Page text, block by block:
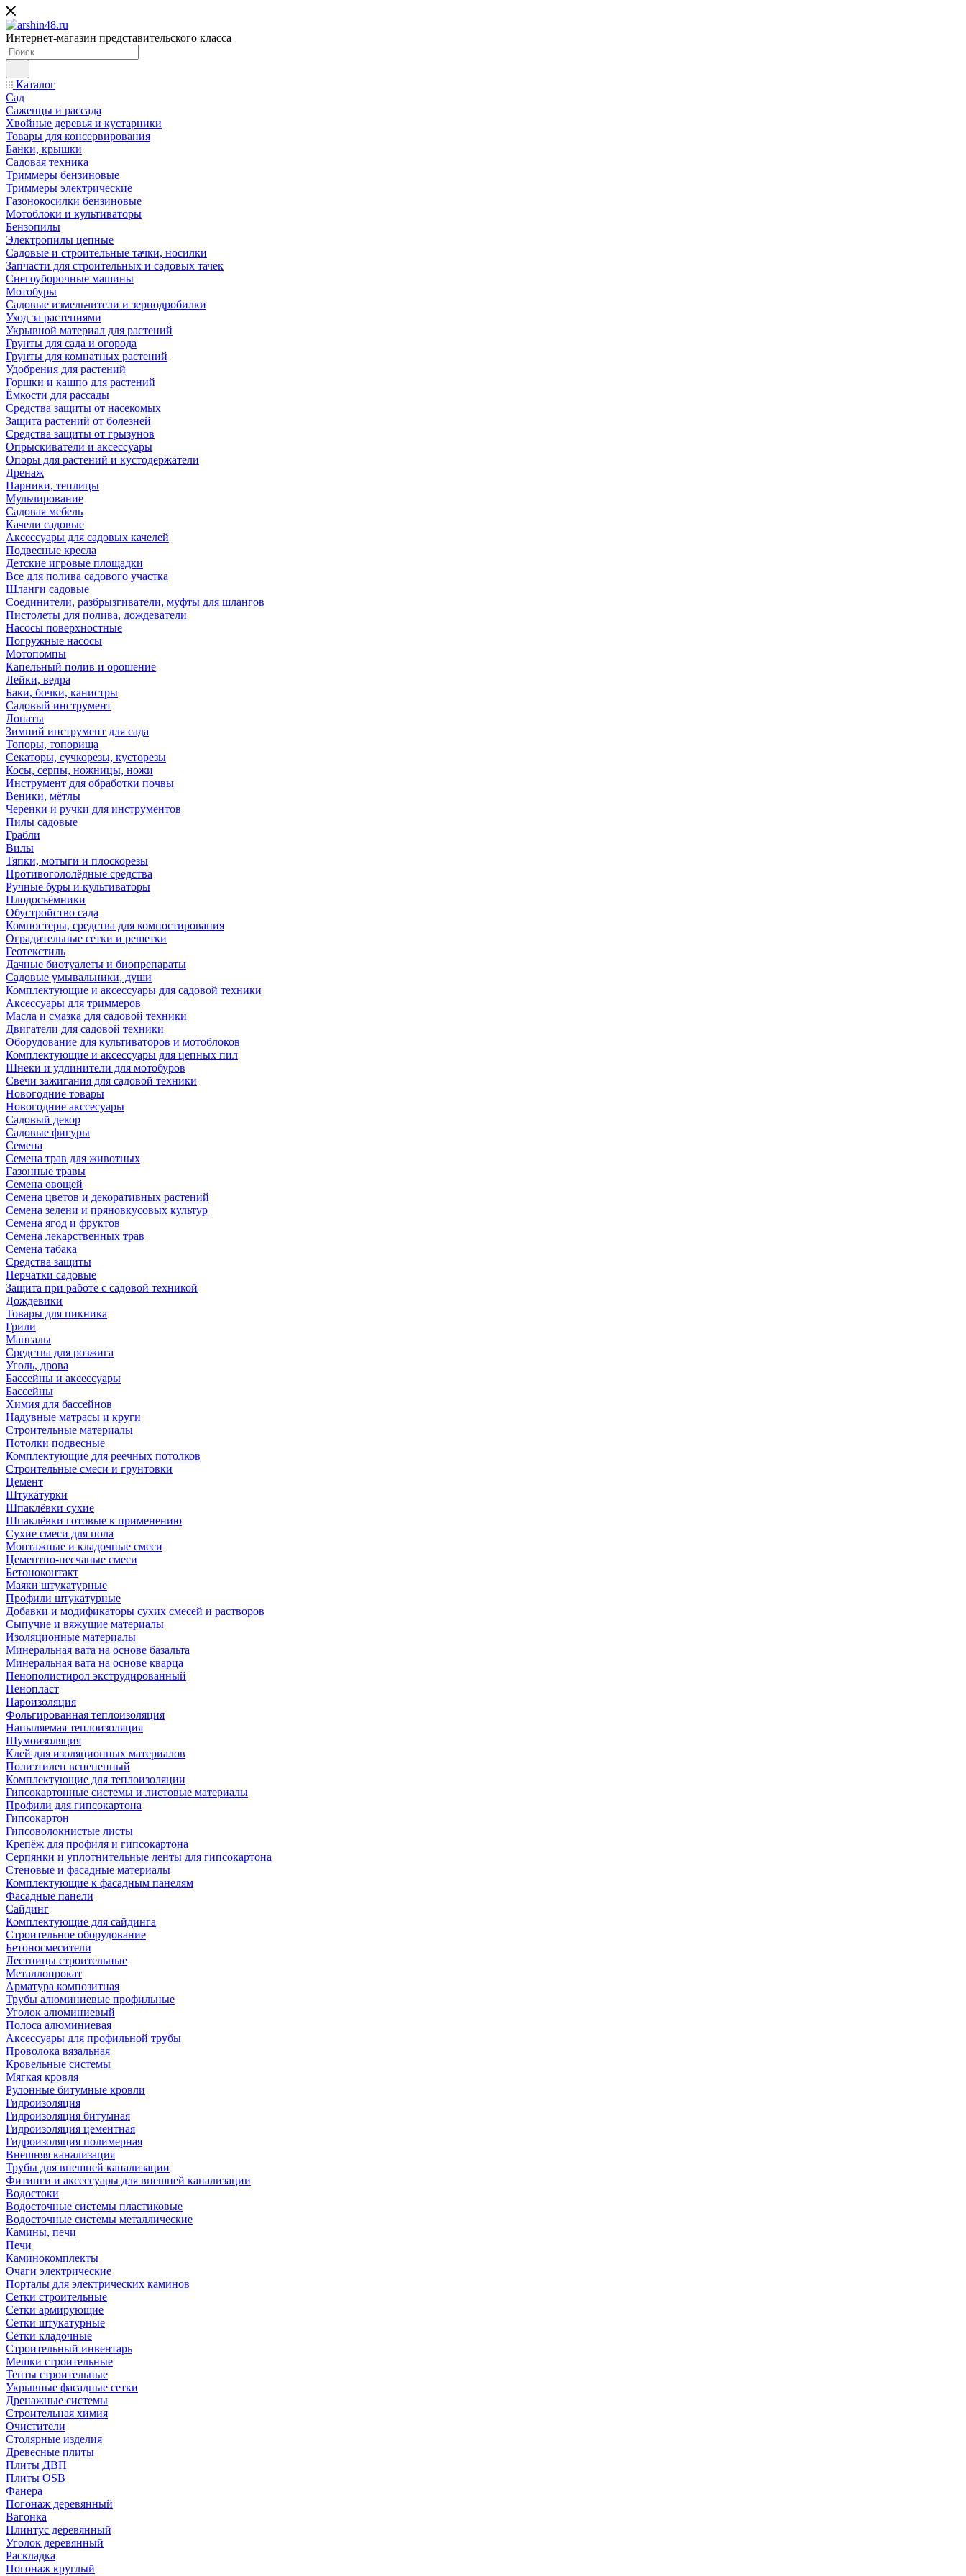
Интернет-магазин представительского класса
Каталог
Сад
Саженцы и рассада
Хвойные деревья и кустарники
Товары для консервирования
Банки, крышки
Садовая техника
Триммеры бензиновые
Триммеры электрические
Газонокосилки бензиновые
Мотоблоки и культиваторы
Бензопилы
Электропилы цепные
Садовые и строительные тачки, носилки
Запчасти для строительных и садовых тачек
Снегоуборочные машины
Мотобуры
Садовые измельчители и зернодробилки
Уход за растениями
Укрывной материал для растений
Грунты для сада и огорода
Грунты для комнатных растений
Удобрения для растений
Горшки и кашпо для растений
Ёмкости для рассады
Средства защиты от насекомых
Защита растений от болезней
Средства защиты от грызунов
Опрыскиватели и аксессуары
Опоры для растений и кустодержатели
Дренаж
Парники, теплицы
Мульчирование
Садовая мебель
Качели садовые
Аксессуары для садовых качелей
Подвесные кресла
Детские игровые площадки
Все для полива садового участка
Шланги садовые
Соединители, разбрызгиватели, муфты для шлангов
Пистолеты для полива, дождеватели
Насосы поверхностные
Погружные насосы
Мотопомпы
Капельный полив и орошение
Лейки, ведра
Баки, бочки, канистры
Садовый инструмент
Лопаты
Зимний инструмент для сада
Топоры, топорища
Секаторы, сучкорезы, кусторезы
Косы, серпы, ножницы, ножи
Инструмент для обработки почвы
Веники, мётлы
Черенки и ручки для инструментов
Пилы садовые
Грабли
Вилы
Тяпки, мотыги и плоскорезы
Противогололёдные средства
Ручные буры и культиваторы
Плодосъёмники
Обустройство сада
Компостеры, средства для компостирования
Оградительные сетки и решетки
Геотекстиль
Дачные биотуалеты и биопрепараты
Садовые умывальники, души
Комплектующие и аксессуары для садовой техники
Аксессуары для триммеров
Масла и смазка для садовой техники
Двигатели для садовой техники
Оборудование для культиваторов и мотоблоков
Комплектующие и аксессуары для цепных пил
Шнеки и удлинители для мотобуров
Свечи зажигания для садовой техники
Новогодние товары
Новогодние акссесуары
Садовый декор
Садовые фигуры
Семена
Семена трав для животных
Газонные травы
Семена овощей
Семена цветов и декоративных растений
Семена зелени и пряновкусовых культур
Семена ягод и фруктов
Семена лекарственных трав
Семена табака
Средства защиты
Перчатки садовые
Защита при работе с садовой техникой
Дождевики
Товары для пикника
Грили
Мангалы
Средства для розжига
Уголь, дрова
Бассейны и аксессуары
Бассейны
Химия для бассейнов
Надувные матрасы и круги
Строительные материалы
Потолки подвесные
Комплектующие для реечных потолков
Строительные смеси и грунтовки
Цемент
Штукатурки
Шпаклёвки сухие
Шпаклёвки готовые к применению
Сухие смеси для пола
Монтажные и кладочные смеси
Цементно-песчаные смеси
Бетоноконтакт
Маяки штукатурные
Профили штукатурные
Добавки и модификаторы сухих смесей и растворов
Сыпучие и вяжущие материалы
Изоляционные материалы
Минеральная вата на основе базальта
Минеральная вата на основе кварца
Пенополистирол экструдированный
Пенопласт
Пароизоляция
Фольгированная теплоизоляция
Напыляемая теплоизоляция
Шумоизоляция
Клей для изоляционных материалов
Полиэтилен вспененный
Комплектующие для теплоизоляции
Гипсокартонные системы и листовые материалы
Профили для гипсокартона
Гипсокартон
Гипсоволокнистые листы
Крепёж для профиля и гипсокартона
Серпянки и уплотнительные ленты для гипсокартона
Стеновые и фасадные материалы
Комплектующие к фасадным панелям
Фасадные панели
Сайдинг
Комплектующие для сайдинга
Строительное оборудование
Бетоносмесители
Лестницы строительные
Металлопрокат
Арматура композитная
Трубы алюминиевые профильные
Уголок алюминиевый
Полоса алюминиевая
Аксессуары для профильной трубы
Проволока вязальная
Кровельные системы
Мягкая кровля
Рулонные битумные кровли
Гидроизоляция
Гидроизоляция битумная
Гидроизоляция цементная
Гидроизоляция полимерная
Внешняя канализация
Трубы для внешней канализации
Фитинги и аксессуары для внешней канализации
Водостоки
Водосточные системы пластиковые
Водосточные системы металлические
Камины, печи
Печи
Каминокомплекты
Очаги электрические
Порталы для электрических каминов
Сетки строительные
Сетки армирующие
Сетки штукатурные
Сетки кладочные
Строительный инвентарь
Мешки строительные
Тенты строительные
Укрывные фасадные сетки
Дренажные системы
Строительная химия
Очистители
Столярные изделия
Древесные плиты
Плиты ДВП
Плиты OSB
Фанера
Погонаж деревянный
Вагонка
Плинтус деревянный
Уголок деревянный
Раскладка
Погонаж круглый